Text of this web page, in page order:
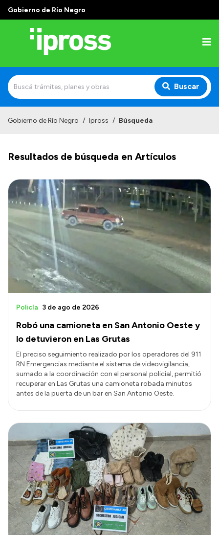
Gobierno de Río Negro
Buscar
¿Qué es IPROSS?
Autoridades
Delegaciones
Consultorios Propios
Presentación CV
Transparencia
Inversión en Salud
Licitaciones
Gobierno de Río Negro / Ipross / Búsqueda
Resultados de búsqueda en Artículos
Robó una camioneta en San Antonio Oeste y
lo detuvieron en Las Grutas
Policía 3 de ago de 2026
El preciso seguimiento realizado por los operadores del 911
RN Emergencias mediante el sistema de videovigilancia,
sumado a la coordinación con el personal policial, permitió
recuperar en Las Grutas una camioneta robada minutos
antes de la puerta de un bar en San Antonio Oeste.